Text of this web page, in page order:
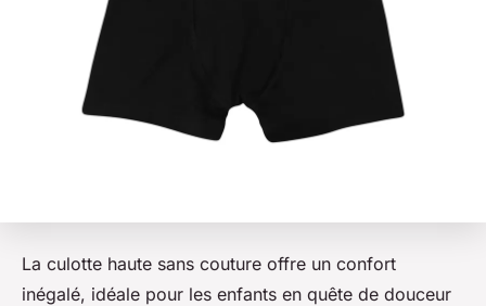
La culotte haute sans couture offre un confort
inégalé, idéale pour les enfants en quête de douceur